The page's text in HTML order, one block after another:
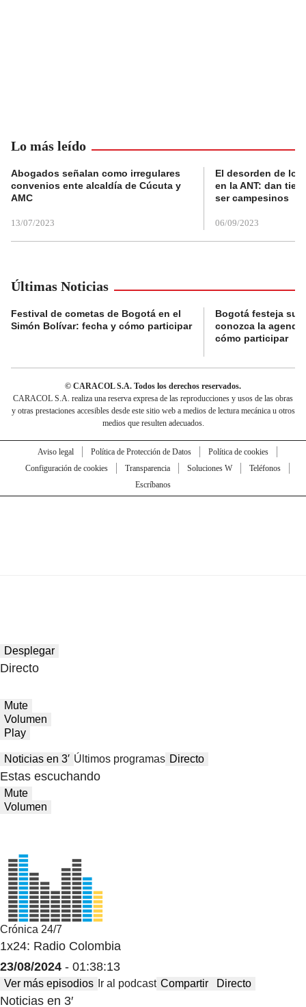
Lo más leído
Abogados señalan como irregulares
convenios ente alcaldía de Cúcuta y
AMC
13/07/2023
El desorden de
en la ANT: dan
ser campesinos
06/09/2023
Últimas Noticias
Festival de cometas de Bogotá en el
Simón Bolívar: fecha y cómo participar
Bogotá festeja su
conozca la
cómo participar
© CARACOL S.A. Todos los derechos reservados.
CARACOL S.A. realiza una reserva expresa de las reproducciones y usos de las obras
y otras prestaciones accesibles desde este sitio web a medios de lectura mecánica u otros
medios que resulten adecuados.
Aviso legal Política de Protección de Datos
Política de cookies
Configuración de cookies
Transparencia Soluciones W
Teléfonos
Escríbanos
Desplegar
Directo
Mute
Volumen
Play
Noticias en 3′ Últimos programas Directo
Estas escuchando
Mute
Volumen
Crónica 24/7
1x24: Radio Colombia
23/08/2024 - 01:38:13
Ver más episodios Ir al podcast Compartir Directo
Noticias en 3′